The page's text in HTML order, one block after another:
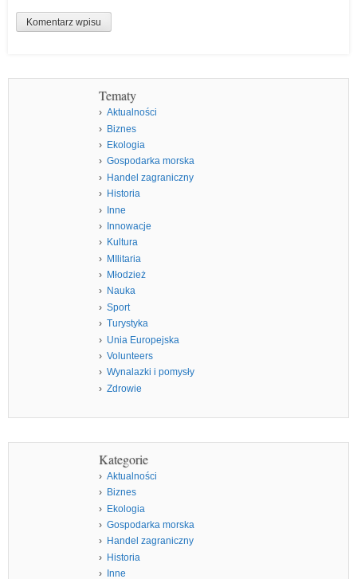
Tematy
Aktualności
Biznes
Ekologia
Gospodarka morska
Handel zagraniczny
Historia
Inne
Innowacje
Kultura
MIlitaria
Młodzież
Nauka
Sport
Turystyka
Unia Europejska
Volunteers
Wynalazki i pomysły
Zdrowie
Kategorie
Aktualności
Biznes
Ekologia
Gospodarka morska
Handel zagraniczny
Historia
Inne